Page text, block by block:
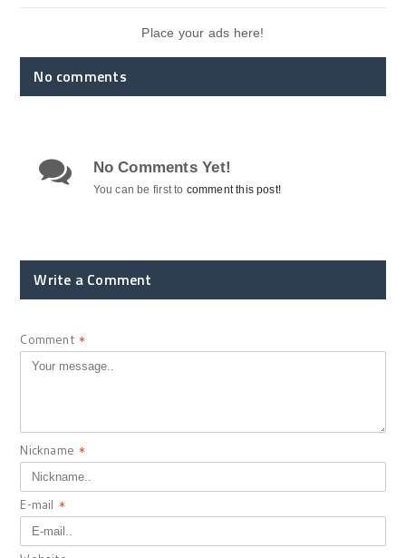
Place your ads here!
No comments
No Comments Yet!
You can be first to comment this post!
Write a Comment
Comment *
Nickname *
E-mail *